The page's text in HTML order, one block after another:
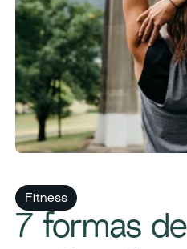
Fitness
7 formas